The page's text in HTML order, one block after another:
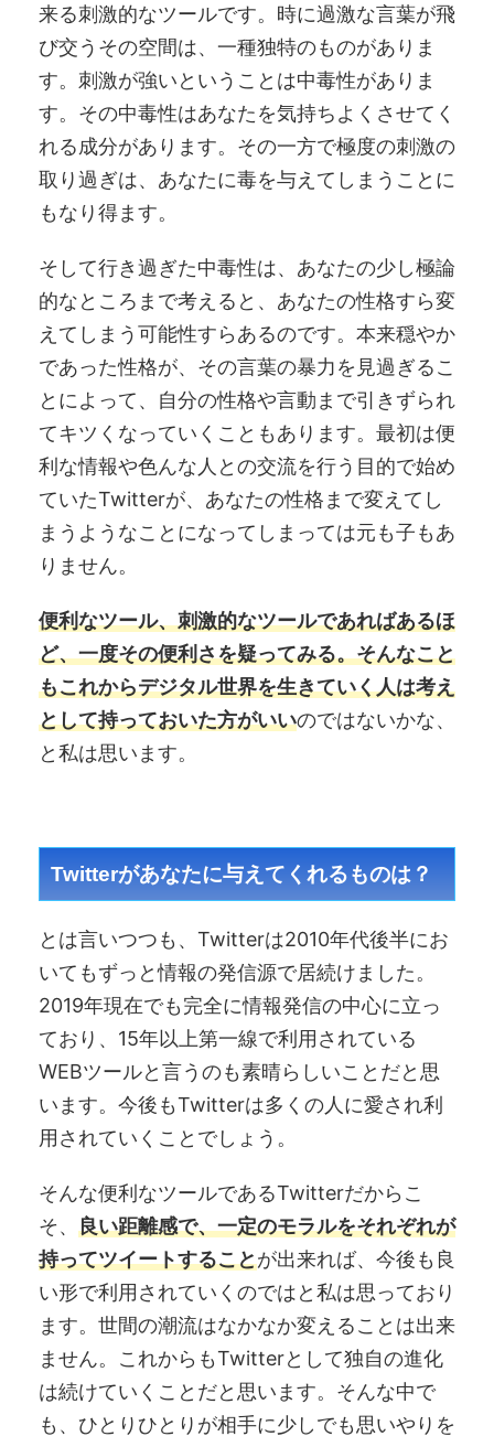
来る刺激的なツールです。時に過激な言葉が飛
び交うその空間は、一種独特のものがありま
す。刺激が強いということは中毒性がありま
す。その中毒性はあなたを気持ちよくさせてく
れる成分があります。その一方で極度の刺激の
取り過ぎは、あなたに毒を与えてしまうことに
もなり得ます。
そして行き過ぎた中毒性は、あなたの少し極論
的なところまで考えると、あなたの性格すら変
えてしまう可能性すらあるのです。本来穏やか
であった性格が、その言葉の暴力を見過ぎるこ
とによって、自分の性格や言動まで引きずられ
てキツくなっていくこともあります。最初は便
利な情報や色んな人との交流を行う目的で始め
ていたTwitterが、あなたの性格まで変えてし
まうようなことになってしまっては元も子もあ
りません。
便利なツール、刺激的なツールであればあるほ
ど、一度その便利さを疑ってみる。そんなこと
もこれからデジタル世界を生きていく人は考え
として持っておいた方がいいのではないかな、
と私は思います。
Twitterがあなたに与えてくれるものは？
とは言いつつも、Twitterは2010年代後半にお
いてもずっと情報の発信源で居続けました。
2019年現在でも完全に情報発信の中心に立っ
ており、15年以上第一線で利用されている
WEBツールと言うのも素晴らしいことだと思
います。今後もTwitterは多くの人に愛され利
用されていくことでしょう。
そんな便利なツールであるTwitterだからこ
そ、 良い距離感で、一定のモラルをそれぞれが
持ってツイートすることが出来れば、今後も良
い形で利用されていくのではと私は思っており
ます。世間の潮流はなかなか変えることは出来
ません。これからもTwitterとして独自の進化
は続けていくことだと思います。そんな中で
も、ひとりひとりが相手に少しでも思いやりを